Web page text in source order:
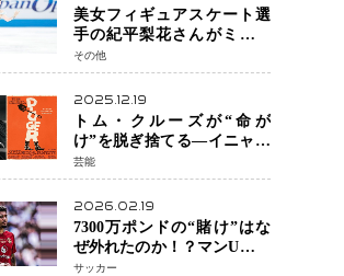
美女フィギュアスケート選
手の紀平梨花さんがミラノ
五輪出場断念 中部選手権欠
場を発表「安全最優先の判
断」
その他
2025.12.19
トム・クルーズが“命が
け”を脱ぎ捨てる―イニャリ
トゥ監督と挑む前代未聞の
大惨事コメディ「DIGGER
ディガー」始動
芸能
2026.02.19
7300万ポンドの“賭け”はな
ぜ外れたのか！？マンU、サ
ンチョをフリー放出
サッカー